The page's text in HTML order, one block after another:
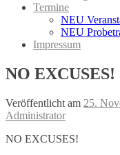
Termine
NEU
NEU
Impressum
NO EXCUSES!
Veröffentlicht am 25.
Administrator
NO EXCUSES!